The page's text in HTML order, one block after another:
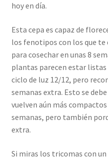
hoy en día.
Esta cepa es capaz de
los fenotipos con los que
para cosechar en unas 8
plantas parecen estar listas
ciclo de luz 12/12, pero
semanas extra. Esto se
vuelven aún más
semanas, pero también
extra.
Si miras los tricomas con